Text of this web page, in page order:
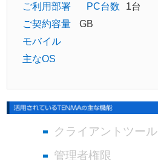
ご利用部署
PC台数
1台
ご契約容量
GB
モバイル
主なOS
クライアントツール
管理者権限